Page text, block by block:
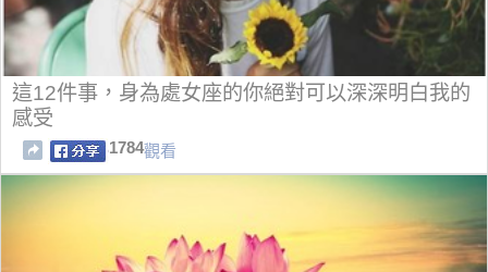
這12件事，身為處女座的你絕對可以深深明白我的
感受
1784觀看